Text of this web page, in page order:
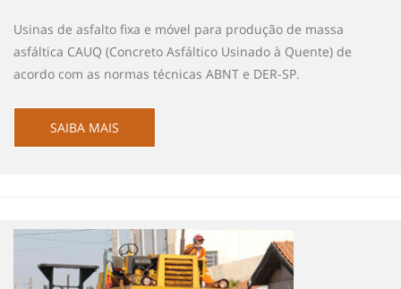
Usinas de asfalto fixa e móvel para produção de massa
asfáltica CAUQ (Concreto Asfáltico Usinado à Quente) de
acordo com as normas técnicas ABNT e DER-SP.
SAIBA MAIS